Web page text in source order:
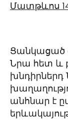
Մատթևոս
Ցանկացած
Նրա հետ և
խնդիրներդ
անհնար է